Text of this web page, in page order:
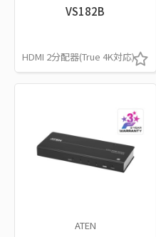
VS182B
HDMI 2分配器(True 4K対応)
ATEN